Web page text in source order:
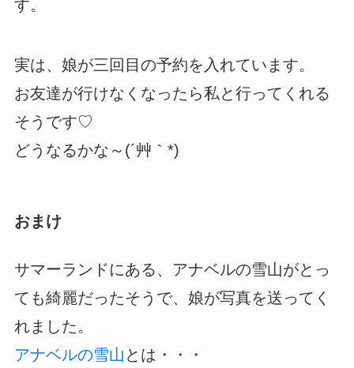
す。
実は、娘が三回目の予約を入れています。
お友達が行けなくなったら私と行ってくれる
そうです♡
どうなるかな～(´艸｀*)
おまけ
サマーランドにある、アナベルの雪山がとっ
ても綺麗だったそうで、娘が写真を送ってく
れました。
アナベルの雪山 とは・・・